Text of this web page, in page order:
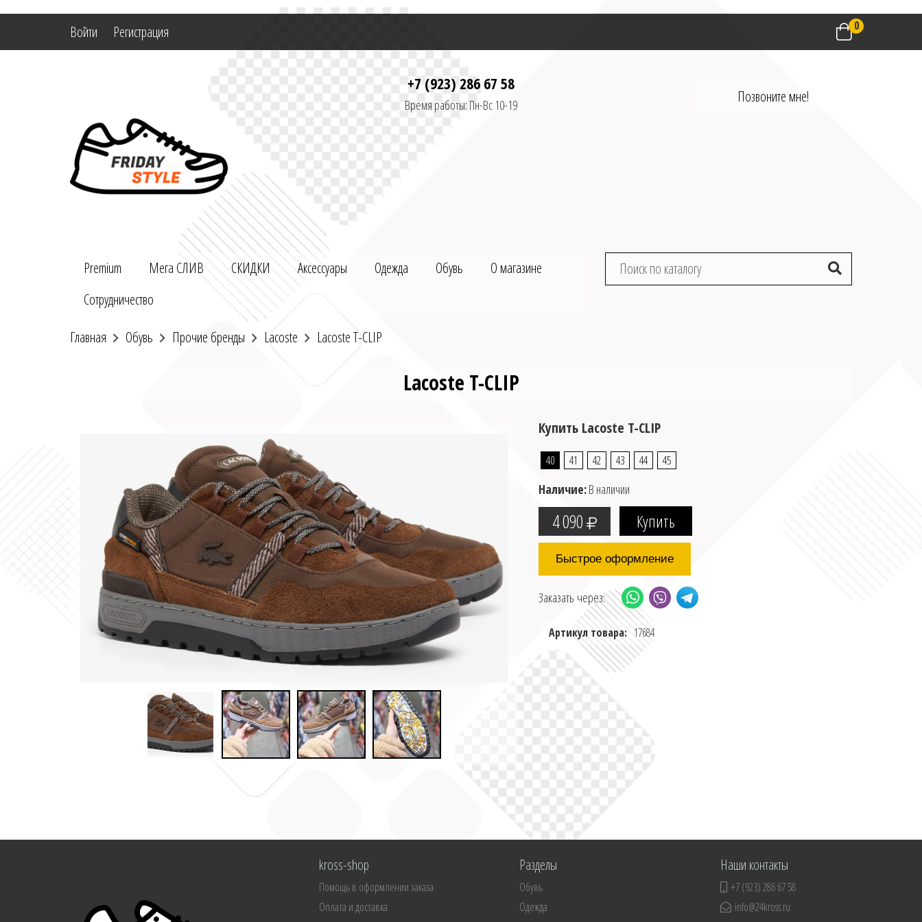
Войти Регистрация 0
+7 (923) 286 67 58
Время работы: Пн-Вс 10-19 Позвоните мне!
Premium Мега СЛИВ СКИДКИ Аксессуары Одежда Обувь
О магазине
Сотрудничество
Главная Обувь Прочие бренды Lacoste Lacoste T-CLIP
Lacoste T-CLIP
Купить Lacoste T-CLIP
40 41 42 43 44 45
Наличие:В наличии
4 090
Быстрое оформление
Заказать через:
Артикул товара: 17684
kross-shop
Помощь в оформлении заказа
Оплата и доставка
Разделы
Обувь
Одежда
Наши контакты
+7 (923) 286 67 58
info@24kross.ru